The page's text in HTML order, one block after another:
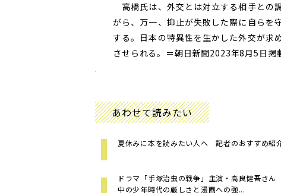
高橋氏は、外交とは対立する相手との
がら、万一、抑止が失敗した際に自らを
する。日本の特異性を生かした外交が求
させられる。＝朝日新聞2023年8月5日掲
あわせて読みたい
夏休みに本を読みたい人へ 記者のおすすめ紹
ドラマ「手塚治虫の戦争」主演・高良健吾さ
中の少年時代の厳しさと漫画への強...